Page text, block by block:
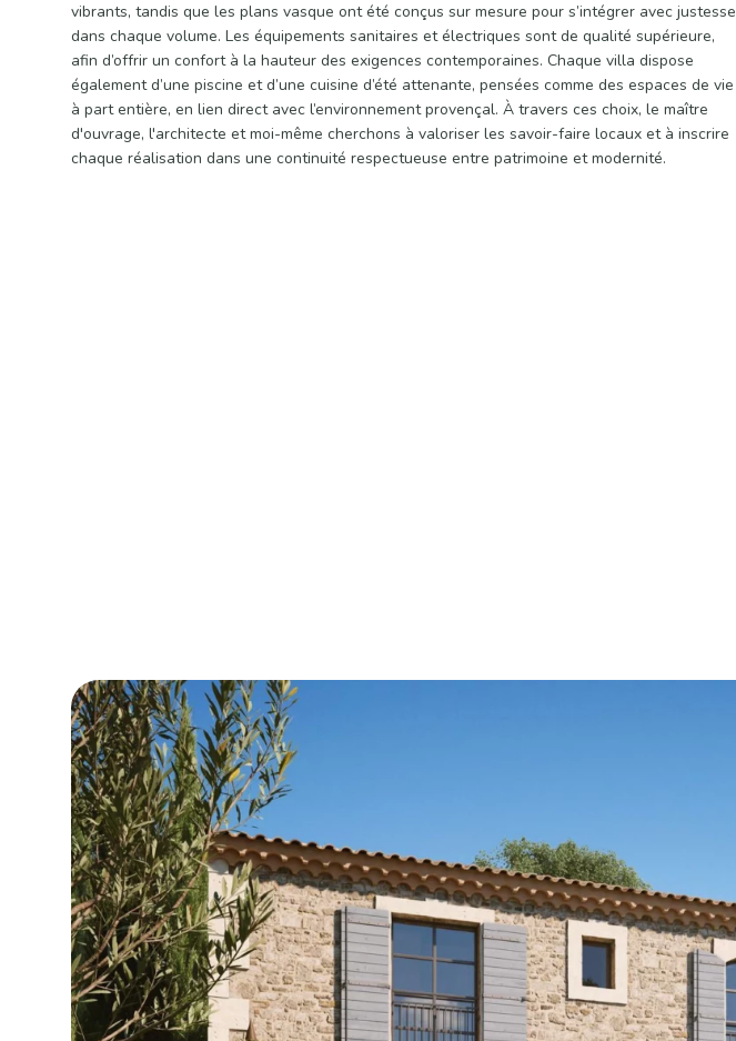
vibrants, tandis que les plans vasque ont été conçus sur mesure pour s’intégrer avec justesse
dans chaque volume. Les équipements sanitaires et électriques sont de qualité supérieure,
afin d’offrir un confort à la hauteur des exigences contemporaines. Chaque villa dispose
également d’une piscine et d’une cuisine d’été attenante, pensées comme des espaces de vie
à part entière, en lien direct avec l’environnement provençal. À travers ces choix, le maître
d'ouvrage, l'architecte et moi-même cherchons à valoriser les savoir-faire locaux et à inscrire
chaque réalisation dans une continuité respectueuse entre patrimoine et modernité.